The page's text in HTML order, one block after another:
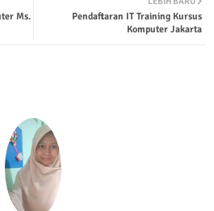
ter
Pendaftaran IT Training Kursus
Komputer Jakarta
Ms.